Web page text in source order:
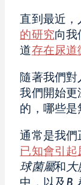
直到最近，
的研究向我
道存在尿道
隨著我們對
我們開始更
的，哪些是
通常是我們
已知會引起
球菌屬和大